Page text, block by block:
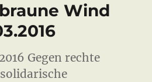
Wind
Gegen rechte